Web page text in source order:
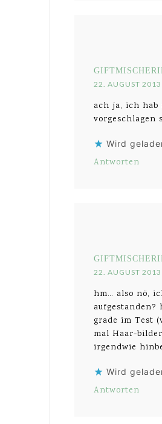
22. AUGUST
ach ja, ich
vorgeschlagen
Wird
Antworten
22. AUGUST
hm… also nö,
aufgestanden?
grade im Test
mal Haar-
irgendwie
Wird
Antworten